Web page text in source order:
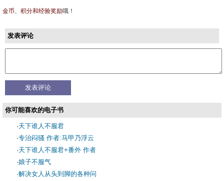
金币、积分和经验奖励哦！
发表评论
你可能喜欢的电子书
·天下谁人不服君
·专治闷骚 作者:马甲乃浮云
·天下谁人不服君+番外 作者
·娘子不服气
·解决女人从头到脚的各种问